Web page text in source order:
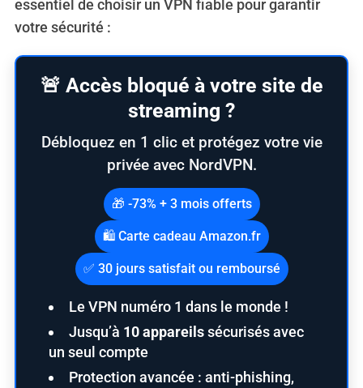
essentiel de choisir un VPN fiable pour garantir
votre sécurité :
🚨 Accès bloqué à votre site de
streaming ?
Débloquez en 1 clic et protégez votre vie
privée avec NordVPN.
🎁 -73% + 3 mois offerts
🛍️ Carte cadeau Amazon.fr
✅ 30 jours satisfait ou remboursé
Le VPN numéro 1 dans le monde !
Jusqu’à 10 appareilssécurisés avec
un seul compte
Protection avancée : anti-phishing,